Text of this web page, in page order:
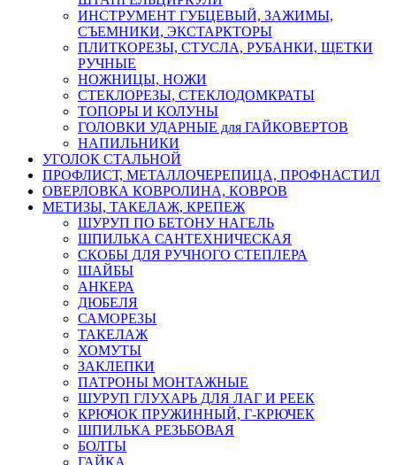
ИНСТРУМЕНТ ГУБЦЕВЫЙ, ЗАЖИМЫ,
СЪЕМНИКИ, ЭКСТАРКТОРЫ
ПЛИТКОРЕЗЫ, СТУСЛА, РУБАНКИ, ЩЕТКИ
РУЧНЫЕ
НОЖНИЦЫ, НОЖИ
СТЕКЛОРЕЗЫ, СТЕКЛОДОМКРАТЫ
ТОПОРЫ И КОЛУНЫ
ГОЛОВКИ УДАРНЫЕ для ГАЙКОВЕРТОВ
НАПИЛЬНИКИ
УГОЛОК СТАЛЬНОЙ
ПРОФЛИСТ, МЕТАЛЛОЧЕРЕПИЦА, ПРОФНАСТИЛ
ОВЕРЛОВКА КОВРОЛИНА, КОВРОВ
МЕТИЗЫ, ТАКЕЛАЖ, КРЕПЕЖ
ШУРУП ПО БЕТОНУ НАГЕЛЬ
ШПИЛЬКА САНТЕХНИЧЕСКАЯ
СКОБЫ ДЛЯ РУЧНОГО СТЕПЛЕРА
ШАЙБЫ
АНКЕРА
ДЮБЕЛЯ
САМОРЕЗЫ
ТАКЕЛАЖ
ХОМУТЫ
ЗАКЛЕПКИ
ПАТРОНЫ МОНТАЖНЫЕ
ШУРУП ГЛУХАРЬ ДЛЯ ЛАГ И РЕЕК
КРЮЧОК ПРУЖИННЫЙ, Г-КРЮЧЕК
ШПИЛЬКА РЕЗЬБОВАЯ
БОЛТЫ
ГАЙКА